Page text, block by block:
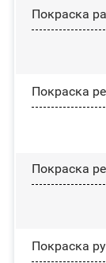
Покраска
Покраска
Покраска
Покраска